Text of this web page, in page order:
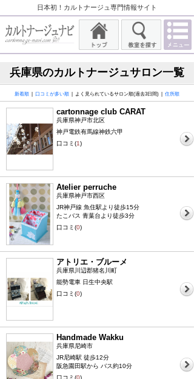
日本初！カルトナージュ専門情報サイト
兵庫県のカルトナージュサロン一覧
新着順 口コミが多い順 | よく見られているサロン順(過去3日間) | 住所順
cartonnage club CARAT
兵庫県神戸市北区
神戸電鉄有馬線神鉄六甲
口コミ(1)
Atelier perruche
兵庫県神戸市西区
JR神戸線 魚住駅より徒歩15分
たこバス 青葉台より徒歩3分
口コミ(0)
アトリエ・ブルーメ
兵庫県川辺郡猪名川町
能勢電車 日生中央駅
口コミ(0)
Handmade Wakku
兵庫県尼崎市
JR尼崎駅 徒歩12分
阪急園田駅から バス約10分
口コミ(0)